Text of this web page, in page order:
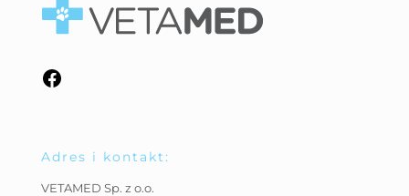
Adres i kontakt:
VETAMED Sp. z o.o.